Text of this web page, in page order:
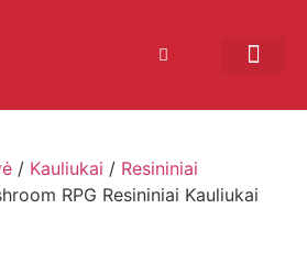
/ Kauliukai / Resininiai
RPG Resininiai Kauliukai